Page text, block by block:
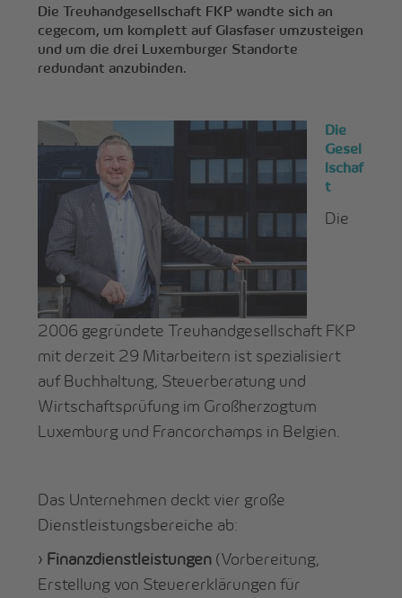
Die Treuhandgesellschaft FKP wandte sich an
cegecom, um komplett auf Glasfaser umzusteigen
und um die drei Luxemburger Standorte
redundant anzubinden.
Die
Gesel
lschaf
t
Die
2006 gegründete Treuhandgesellschaft FKP
mit derzeit 29 Mitarbeitern ist spezialisiert
auf Buchhaltung, Steuerberatung und
Wirtschaftsprüfung im Großherzogtum
Luxemburg und Francorchamps in Belgien.
Das Unternehmen deckt vier große
Dienstleistungsbereiche ab:
› Finanzdienstleistungen (Vorbereitung,
Erstellung von Steuererklärungen für